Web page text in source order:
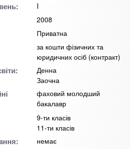
I
2008
Приватна
за кошти фізичних та
юридичних осіб (контракт)
Денна
Заочна
фаховий молодший
бакалавр
9-ти класів
11-ти класів
немає